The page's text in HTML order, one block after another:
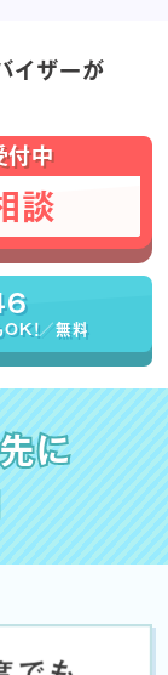
イザーが
付中
談
！／無料
に